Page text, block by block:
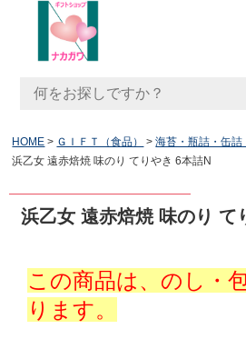
HOME ＧＩＦＴ（食品）
海苔・瓶詰・缶詰
浜乙女 遠赤焙焼 味のり てりやき 6本詰N
浜乙女 遠赤焙焼 味のり て
この商品は、のし・
ります。